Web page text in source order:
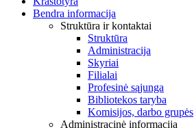
Bendra informacija
Struktūra ir kontaktai
Struktūra
Administracija
Skyriai
Filialai
Profesinė sąjunga
Bibliotekos taryba
Komisijos, darbo grupės
Administracinė informacija